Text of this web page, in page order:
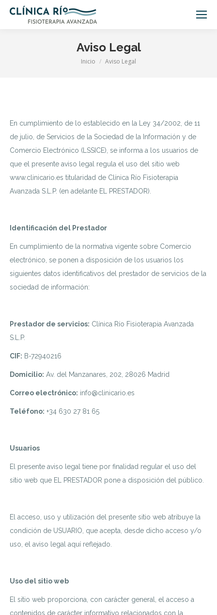
Aviso Legal
Estás aquí:
Inicio Aviso Legal
En cumplimiento de lo establecido en la Ley 34/2002, de 11
de julio, de Servicios de la Sociedad de la Información y de
Comercio Electrónico (LSSICE), se informa a los usuarios de
que el presente aviso legal regula el uso del sitio web
www.clinicario.es titularidad de Clínica Río Fisioterapia
Avanzada S.L.P. (en adelante EL PRESTADOR).
Identificación del Prestador
En cumplimiento de la normativa vigente sobre Comercio
electrónico, se ponen a disposición de los usuarios los
siguientes datos identificativos del prestador de servicios de la
sociedad de información:
Prestador de servicios: Clínica Río Fisioterapia Avanzada
S.L.P.
CIF: B-72940216
Domicilio: Av. del Manzanares, 202, 28026 Madrid
Correo electrónico: info@clinicario.es
Teléfono: +34 630 27 81 65
Usuarios
El presente aviso legal tiene por finalidad regular el uso del
sitio web que EL PRESTADOR pone a disposición del público.
El acceso, uso y utilización del presente sitio web atribuye la
condición de USUARIO, que acepta, desde dicho acceso y/o
uso, el aviso legal aquí reflejado.
Uso del sitio web
El sitio web proporciona, con carácter general, el acceso a
contenidos de carácter informativo relacionados con la